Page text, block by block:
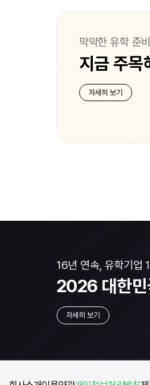
막막한 유학 준
지금 주목
자세히 보기
16년 연속, 유학기업
2026 대한민
자세히 보기